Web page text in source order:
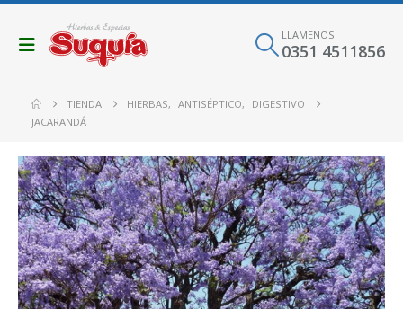
LLAMENOS
0351 4511856
TIENDA HIERBAS, ANTISÉPTICO,
DIGESTIVO
JACARANDÁ